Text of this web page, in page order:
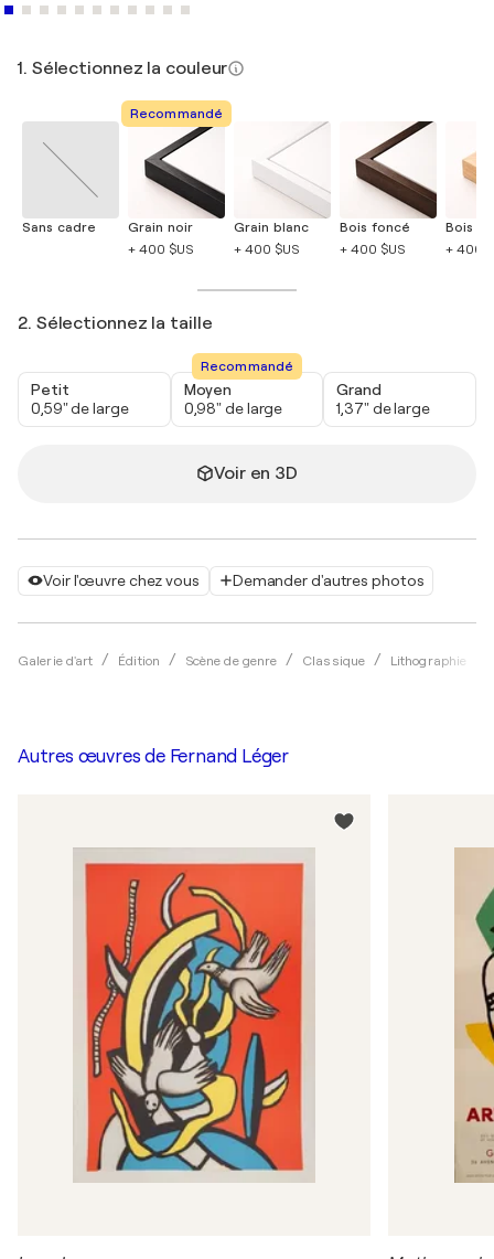
Voir l'œuvre chez vous Demander d'autres photos
Galerie d'art Édition Scène de genre Classique Lithographie
1. Sélectionnez la couleur
Sans cadre
Recommandé
Grain noir
+ 400 $US
Grain blanc
+ 400 $US
Bois foncé
+ 400 $US
Bois
+ 400
2. Sélectionnez la taille
Petit
0,59" de large
Recommandé
Moyen
0,98" de large
Grand
1,37" de large
Voir en 3D
Autres œuvres de Fernand Léger